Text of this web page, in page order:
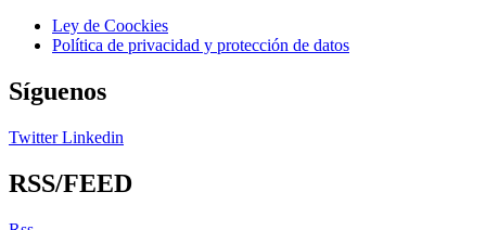
Ley de Coockies
Política de privacidad y protección de datos
Síguenos
Twitter Linkedin
RSS/FEED